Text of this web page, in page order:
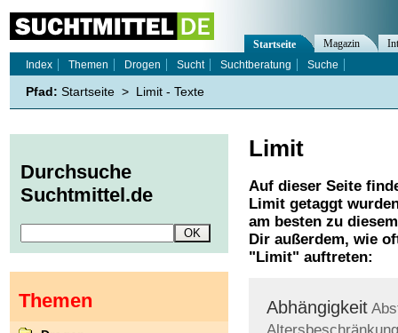
Limit
Auf dieser Seite
Limit getaggt
am besten zu
Dir außerdem, wie
" Limit" auftreten:
Abhängigkeit
Startseite Magazin
Index
Themen Drogen Sucht Suchtberatung Suche
Pfad: Startseite > Limit - Texte
Durchsuche
Suchtmittel.de
Themen